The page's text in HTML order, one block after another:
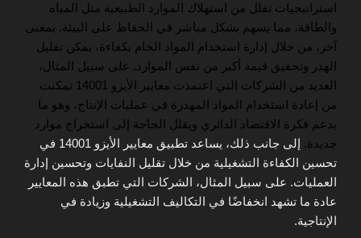
استراتيجيات تقلل من استهلاك الموارد الطبيعية مثل المياه
والطاقة، مما يسهم بشكل مباشر في الحفاظ على البيئة. بمعنى
آخر، من خلال إدارة استخدام المواد الخام بكفاءة، يمكن تقليل
الهدر وتحقيق قيمة أكبر من نفس الموارد. على سبيل المثال،
العديد من الشركات التي اعتمدت معايير الأيزو 14001 تمكنت
من إعادة استخدام المواد المهدرة في عمليات الإنتاج، وهو ما
يدعم فكرة الاقتصاد الدائري ويقلل الحاجة إلى استخراج موارد
جديدة.
إلى جانب ذلك، يساعد تطبيق معايير الأيزو 14001 في
تحسين الكفاءة التشغيلية من خلال تقليل النفايات وتحسين إدارة
العمليات. على سبيل المثال، الشركات التي تطبق هذه المعايير
عادة ما تشهد انخفاضًا في التكاليف التشغيلية وزيادة في
الإنتاجية.